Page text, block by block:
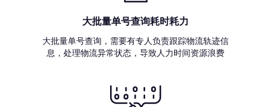
大批量单号查询耗时耗力
大批量单号查询，需要有专人负责跟踪物流轨迹信
息，处理物流异常状态，导致人力时间资源浪费